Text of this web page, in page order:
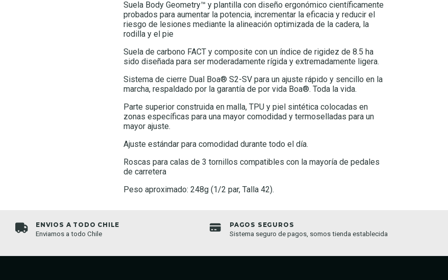
Suela Body Geometry™ y plantilla con diseño ergonómico científicamente
probados para aumentar la potencia, incrementar la eficacia y reducir el
riesgo de lesiones mediante la alineación optimizada de la cadera, la
rodilla y el pie
Suela de carbono FACT y composite con un índice de rigidez de 8.5 ha
sido diseñada para ser moderadamente rígida y extremadamente ligera.
Sistema de cierre Dual Boa® S2-SV para un ajuste rápido y sencillo en la
marcha, respaldado por la garantía de por vida Boa®. Toda la vida.
Parte superior construida en malla, TPU y piel sintética colocadas en
zonas específicas para una mayor comodidad y termoselladas para un
mayor ajuste.
Ajuste estándar para comodidad durante todo el día.
Roscas para calas de 3 tornillos compatibles con la mayoría de pedales
de carretera
Peso aproximado: 248g (1/2 par, Talla 42).
ENVIOS A TODO CHILE
Enviamos a todo Chile
PAGOS SEGUROS
Sistema seguro de pagos, somos tienda establecida